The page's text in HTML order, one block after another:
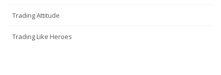
Trading Attitude
Trading Like Heroes